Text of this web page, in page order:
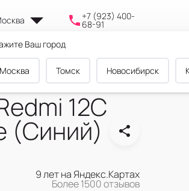
Ваш город
Москва Томск Новосибирск
+7 (923) 400-
68-91
Cравнение Корзина
12C
(Синий)
9 лет на Яндекс.Картах
Более 1500 отзывов